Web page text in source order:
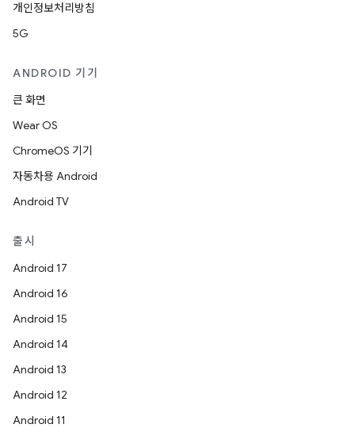
개인정보처리방침
5G
ANDROID 기기
큰 화면
Wear OS
ChromeOS 기기
자동차용 Android
Android TV
출시
Android 17
Android 16
Android 15
Android 14
Android 13
Android 12
Android 11